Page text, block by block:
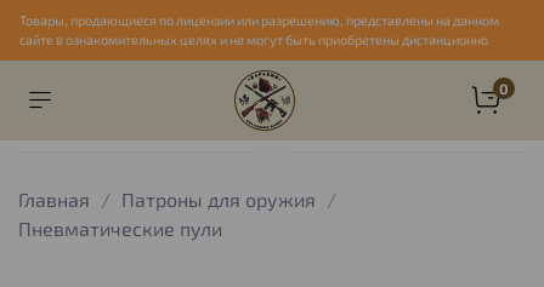
Товары, продающиеся по лицензии или разрешению, представлены на данном
сайте в ознакомительных целях и не могут быть приобретены дистанционно
0
Главная
Патроны для оружия
Пневматические пули